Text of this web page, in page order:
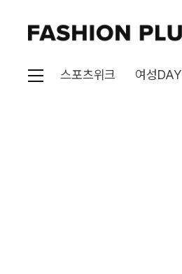
스포츠위크 여성DAY